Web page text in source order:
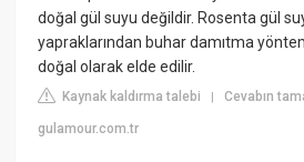
doğal gül suyu değildir. Rosenta gül
yapraklarından buhar damıtma
doğal olarak elde edilir.
Kaynak kaldırma talebi |Cevabın
gulamour.com.tr